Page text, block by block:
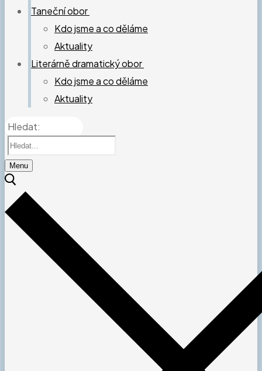
Taneční obor
Kdo jsme a co děláme
Aktuality
Literárně dramatický obor
Kdo jsme a co děláme
Aktuality
Hledat:
Menu